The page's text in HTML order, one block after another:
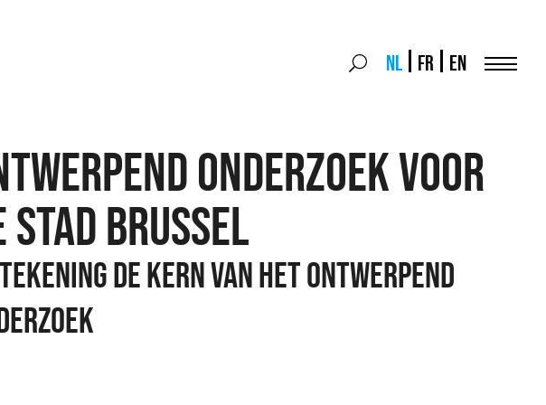
Search
Search
NL FR EN
ONDERZOEK VOOR
STAD BRUSSEL
tekening de kern van het ontwerpend